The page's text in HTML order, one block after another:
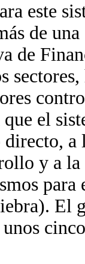
este
de
de
el
y a
El